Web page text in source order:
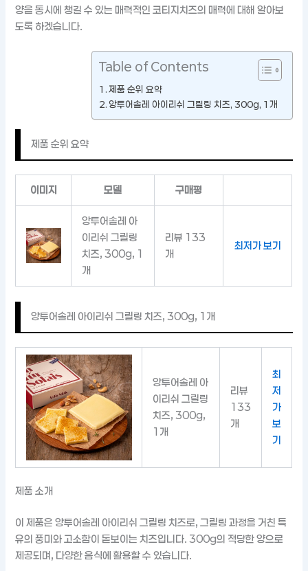
양을 동시에 챙길 수 있는 매력적인 코티지치즈의 매력에 대해 알아보
도록 하겠습니다.
Table of Contents
제품 순위 요약
앙투어솔레 아이리쉬 그릴링 치즈, 300g, 1개
제품 순위 요약
이미지 모델 구매평
앙투어솔레 아
이리쉬 그릴링
치즈, 300g, 1
개
리뷰 133
개
최저가 보기
앙투어솔레 아이리쉬 그릴링 치즈, 300g, 1개
앙투어솔레 아
이리쉬 그릴링
치즈, 300g,
1개
리뷰
133
개
최
저
가
보
기
제품 소개
이 제품은 앙투어솔레 아이리쉬 그릴링 치즈로, 그릴링 과정을 거친 특
유의 풍미와 고소함이 돋보이는 치즈입니다. 300g의 적당한 양으로
제공되며, 다양한 음식에 활용할 수 있습니다.